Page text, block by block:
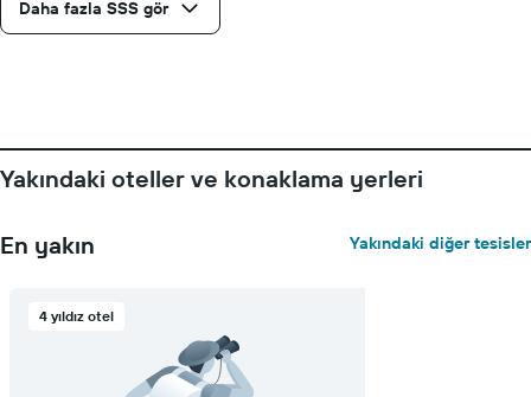
Daha fazla SSS gör
Yakındaki oteller ve konaklama yerleri
En yakın Yakındaki diğer tesisler
4 yıldız otel